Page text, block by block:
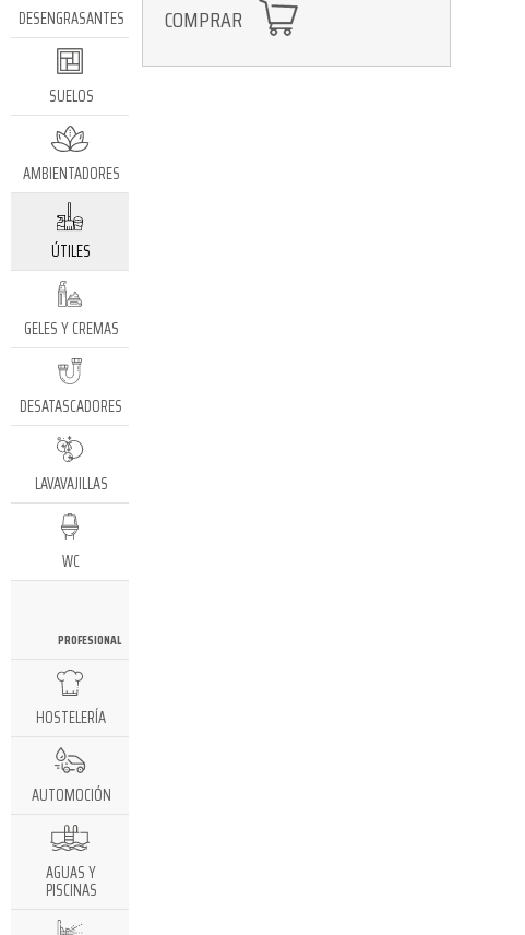
DESENGRASANTES
SUELOS
AMBIENTADORES
ÚTILES
GELES Y CREMAS
DESATASCADORES
LAVAVAJILLAS
WC
PROFESIONAL
HOSTELERÍA
AUTOMOCIÓN
AGUAS Y
PISCINAS
COMPRAR